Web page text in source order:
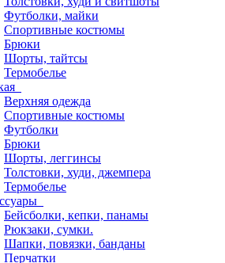
Футболки, майки
Спортивные костюмы
Брюки
Шорты, тайтсы
Термобелье
Верхняя одежда
Спортивные костюмы
Футболки
Брюки
Шорты, леггинсы
Толстовки, худи, джемпера
Термобелье
Бейсболки, кепки, панамы
Рюкзаки, сумки.
Шапки, повязки, банданы
Перчатки